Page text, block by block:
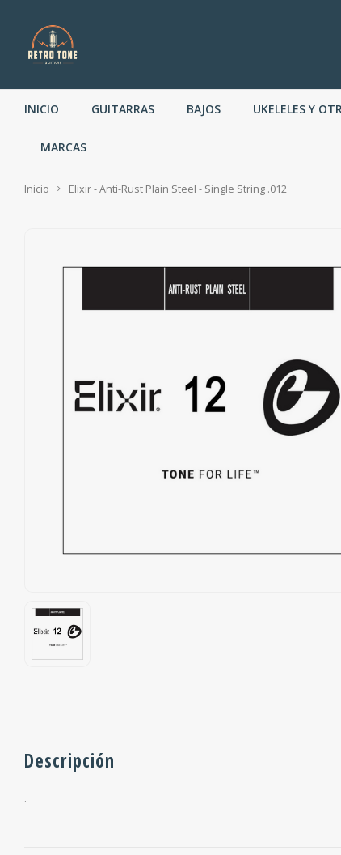
INICIO GUITARRAS BAJOS UKELELES Y
MARCAS
Inicio Elixir - Anti-Rust Plain Steel - Single String .012
Descripción
.